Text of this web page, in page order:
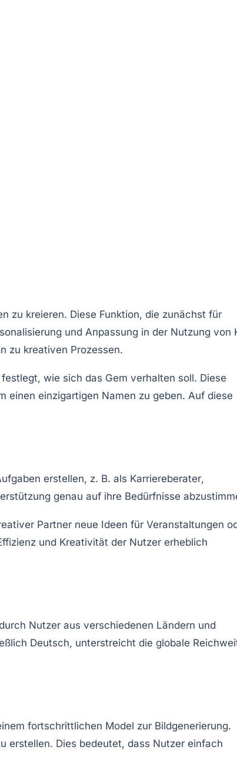
zu kreieren. Diese Funktion, die zunächst für
und Anpassung in der Nutzung von
zu kreativen Prozessen.
wie sich das Gem verhalten soll. Diese
einen einzigartigen Namen zu geben. Auf diese
erstellen, z. B. als Karriereberater,
genau auf ihre Bedürfnisse
Partner neue Ideen für Veranstaltungen
und Kreativität der Nutzer erheblich
Nutzer aus verschiedenen Ländern und
Deutsch, unterstreicht die globale
fortschrittlichen Model zur Bildgenerierung.
erstellen. Dies bedeutet, dass Nutzer einfach